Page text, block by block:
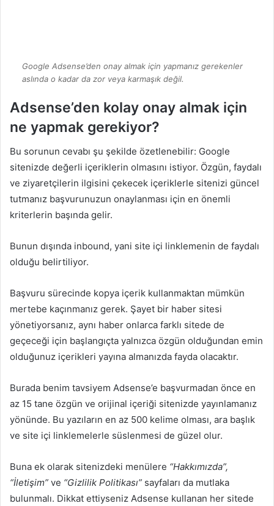
Google Adsense’den onay almak için yapmanız gerekenler
aslında o kadar da zor veya karmaşık değil.
Adsense’den kolay onay almak için
ne yapmak gerekiyor?
Bu sorunun cevabı şu şekilde özetlenebilir: Google
sitenizde değerli içeriklerin olmasını istiyor. Özgün, faydalı
ve ziyaretçilerin ilgisini çekecek içeriklerle sitenizi güncel
tutmanız başvurunuzun onaylanması için en önemli
kriterlerin başında gelir.
Bunun dışında inbound, yani site içi linklemenin de faydalı
olduğu belirtiliyor.
Başvuru sürecinde kopya içerik kullanmaktan mümkün
mertebe kaçınmanız gerek. Şayet bir haber sitesi
yönetiyorsanız, aynı haber onlarca farklı sitede de
geçeceği için başlangıçta yalnızca özgün olduğundan emin
olduğunuz içerikleri yayına almanızda fayda olacaktır.
Burada benim tavsiyem Adsense’e başvurmadan önce en
az 15 tane özgün ve orijinal içeriği sitenizde yayınlamanız
yönünde. Bu yazıların en az 500 kelime olması, ara başlık
ve site içi linklemelerle süslenmesi de güzel olur.
Buna ek olarak sitenizdeki menülere “Hakkımızda”,
“İletişim” ve “Gizlilik Politikası” sayfaları da mutlaka
bulunmalı. Dikkat ettiyseniz Adsense kullanan her sitede